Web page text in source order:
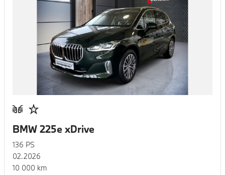
BMW 225e xDrive
136 PS
02.2026
10 000 km